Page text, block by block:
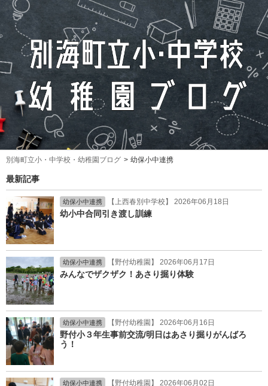
別海町立小・中学校・幼稚園ブログ 幼保小中連携
最新記事
幼保小中連携 【上西春別中学校】 2026年06月18日
幼小中合同引き渡し訓練
幼保小中連携 【野付幼稚園】 2026年06月17日
みんなでザクザク！あさり掘り体験
幼保小中連携 【野付幼稚園】 2026年06月16日
野付小３年生事前交流/明日はあさり掘りがんばろ
う！
幼保小中連携 【野付幼稚園】 2026年06月02日